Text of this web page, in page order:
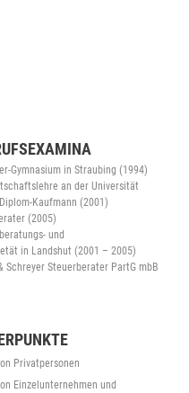
Gymnasium in Straubing (1994)
an der Universität
Kaufmann (2001)
(2005)
und
in Landshut (2001 – 2005)
Schreyer Steuerberater PartG mbB
Privatpersonen
Einzelunternehmen und